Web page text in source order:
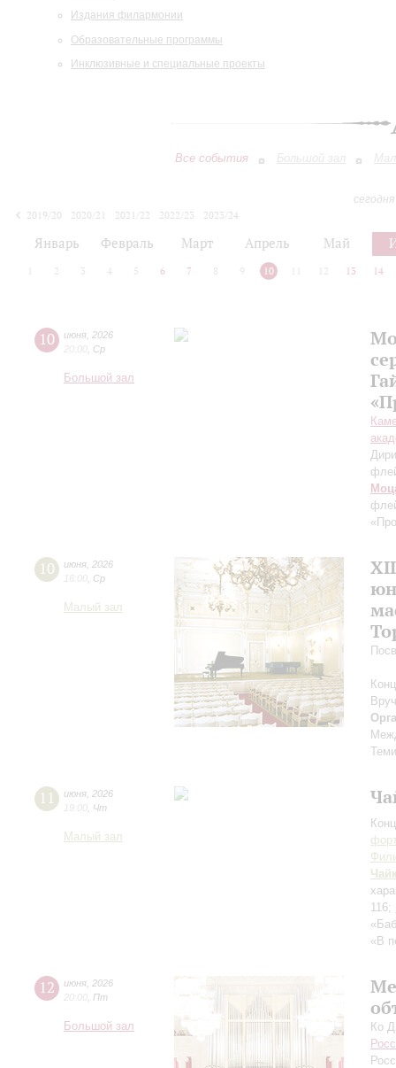
Издания филармонии
Образовательные программы
Инклюзивные и специальные проекты
Все события Большой зал
2019/20
2020/21 2021/22 2022/23
2023/24
Январь Февраль Март Апрель Май
2 3 4 5 6 7 8 9 10 12 13 14
10 июня 2026
20:00 Ср
Большой зал
10 июня 2026
16:00 Ср
Малый зал
11 июня 2026
19:00 Чт
Малый зал
116;
«В
12 июня 2026
20:00 Пт
Большой зал
Ко